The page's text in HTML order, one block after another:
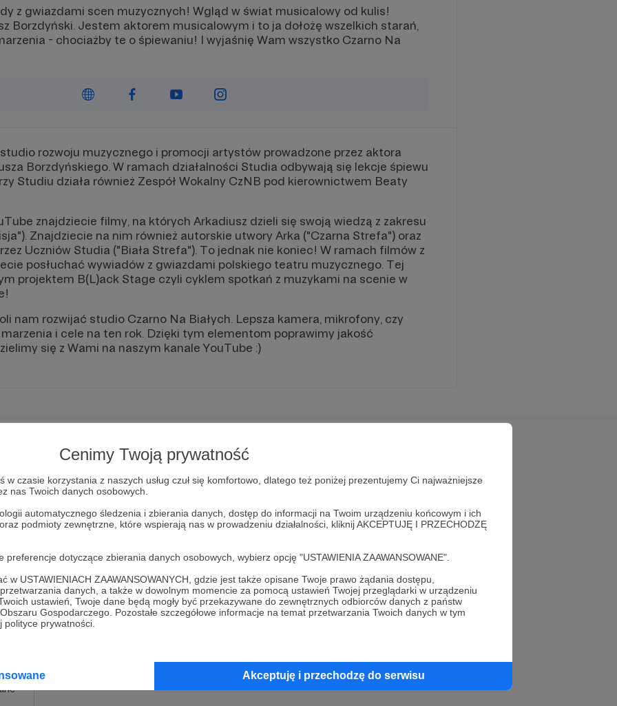
Cenimy Twoją prywatność
w czasie korzystania z naszych usług czuł się komfortowo, dlatego też poniżej prezentujemy Ci najważniejsze
nas Twoich danych osobowych.
automatycznego śledzenia i zbierania danych, dostęp do informacji na Twoim urządzeniu końcowym i ich
podmioty zewnętrzne, które wspierają nas w prowadzeniu działalności, kliknij AKCEPTUJĘ I PRZECHODZĘ
dotyczące zbierania danych osobowych, wybierz opcję "USTAWIENIA ZAAWANSOWANE".
w USTAWIENIACH ZAAWANSOWANYCH, gdzie jest także opisane Twoje prawo żądania dostępu,
danych, a także w dowolnym momencie za pomocą ustawień Twojej przeglądarki w urządzeniu
ustawień, Twoje dane będą mogły być przekazywane do zewnętrznych odbiorców danych z państw
Gospodarczego. Pozostałe szczegółowe informacje na temat przetwarzania Twoich danych w tym
prywatności.
Akceptuję i przechodzę do serwisu
z gwiazdami scen muzycznych! Wgląd w świat musicalowy od kulis!
Borzdyński. Jestem aktorem musicalowym i to ja dołożę wszelkich starań,
- chociażby te o śpiewaniu! I wyjaśnię Wam wszystko Czarno Na
rozwoju muzycznego i promocji artystów prowadzone przez aktora
Borzdyńskiego. W ramach działalności Studia odbywają się lekcje śpiewu
Studiu działa również Zespół Wokalny CzNB pod kierownictwem Beaty
znajdziecie filmy, na których Arkadiusz dzieli się swoją wiedzą z zakresu
Znajdziecie na nim również autorskie utwory Arka ("Czarna Strefa") oraz
Uczniów Studia ("Biała Strefa"). To jednak nie koniec! W ramach filmów z
posłuchać wywiadów z gwiazdami polskiego teatru muzycznego. Tej
projektem B(L)ack Stage czyli cyklem spotkań z muzykami na scenie w
nam rozwijać studio Czarno Na Białych. Lepsza kamera, mikrofony, czy
i cele na ten rok. Dzięki tym elementom poprawimy jakość
się z Wami na naszym kanale YouTube :)